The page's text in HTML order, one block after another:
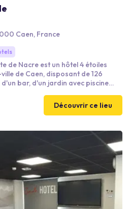
Caen, France
de Nacre est un hôtel 4 étoiles
de Caen, disposant de 126
bar, d'un jardin avec piscine
aux réunions d'entreprise
situés au rez-de-chaussée et à la
et d'un parking gratuit.
Découvrir ce lieu